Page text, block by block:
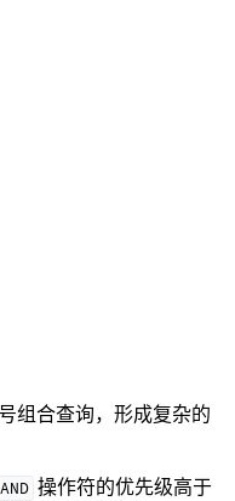
组合查询，形成复杂的
AND 操作符的优先级高于